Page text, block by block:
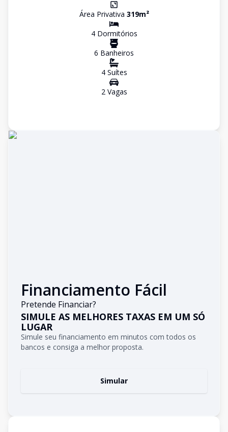
Área Privativa 319m²
4Dormitórios
6 Banheiros
4Suítes
2Vagas
Financiamento Fácil
Pretende Financiar?
SIMULE AS MELHORES TAXAS EM UM SÓ
LUGAR
Simule seu financiamento em minutos com todos os
bancos e consiga a melhor proposta.
Simular